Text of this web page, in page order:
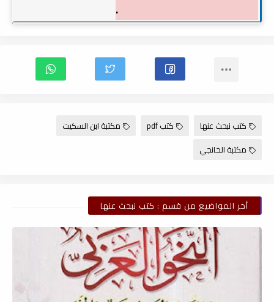
كتب نبحث عنها كتب pdf
مكتبة ابن السكيت
مكتبة الخانجي
أخر المواضيع من قسم : كتب نبحث عنها